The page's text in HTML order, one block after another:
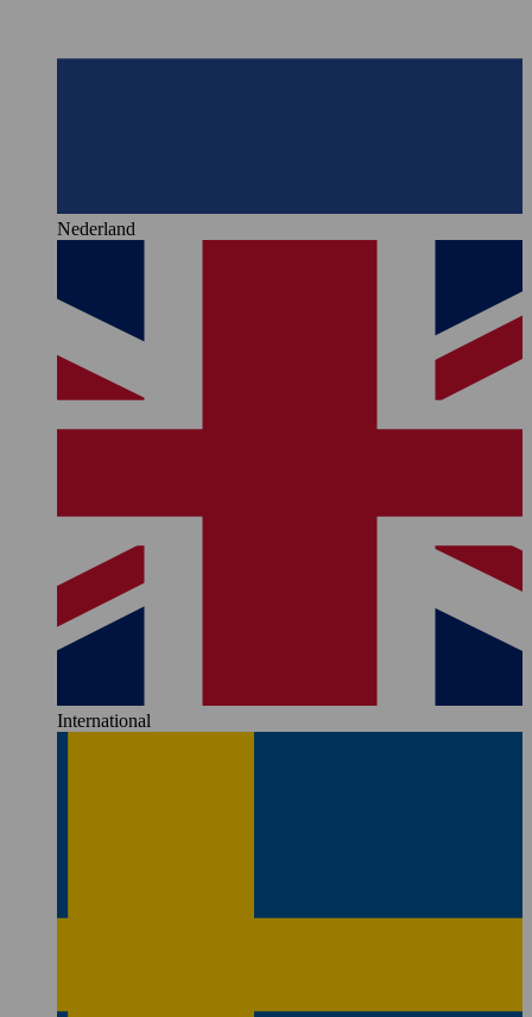
Nederland
International